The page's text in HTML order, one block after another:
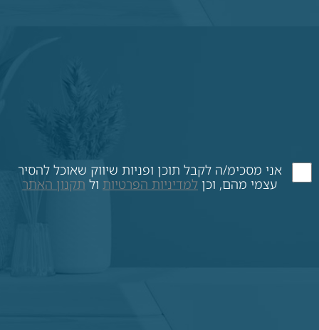
אני מסכימ/ה לקבל תוכן ופניות שיווק שאוכל להסיר
עצמי מהם, וכן למדיניות הפרטיותול תקנון האתר